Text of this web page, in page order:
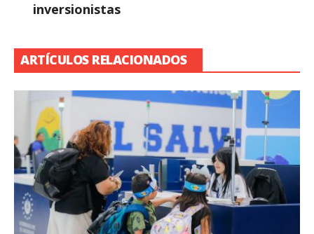
inversionistas
ARTÍCULOS RELACIONADOS